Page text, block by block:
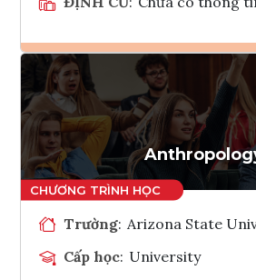
Ghi danh
Tham
Trường: Arizona State
Cấp học: University